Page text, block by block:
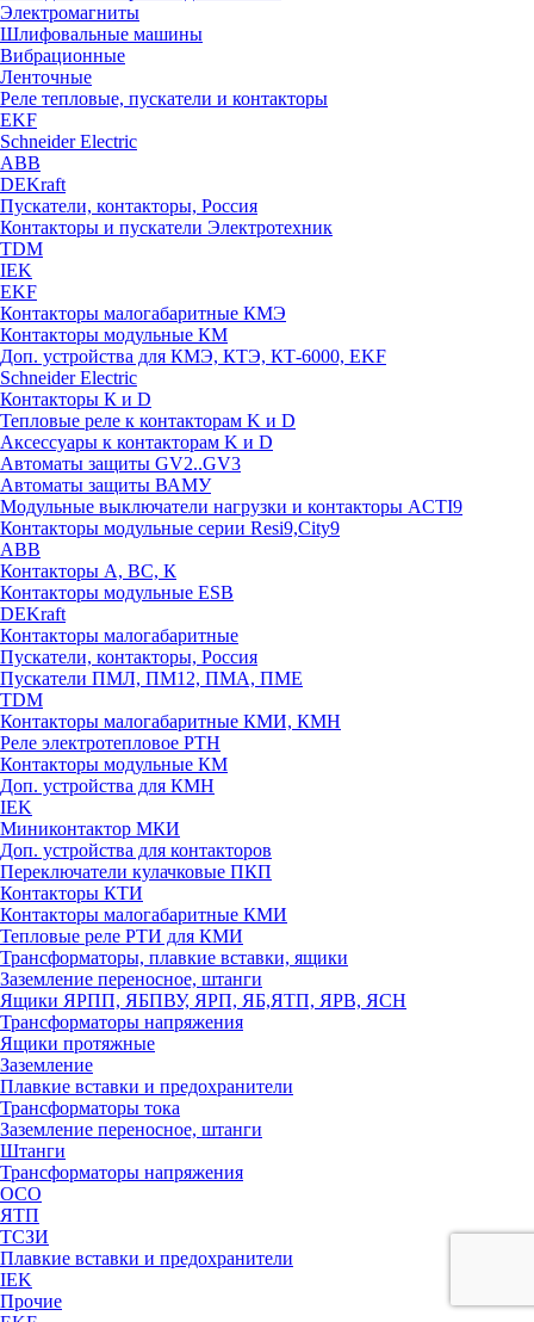
Электромагниты
Шлифовальные машины
Вибрационные
Ленточные
Реле тепловые, пускатели и контакторы
EKF
Schneider Electric
ABB
DEKraft
Пускатели, контакторы, Россия
Контакторы и пускатели Электротехник
TDM
IEK
EKF
Контакторы малогабаритные КМЭ
Контакторы модульные КМ
Доп. устройства для КМЭ, КТЭ, КТ-6000, EKF
Schneider Electric
Контакторы К и D
Тепловые реле к контакторам K и D
Аксессуары к контакторам K и D
Автоматы защиты GV2..GV3
Автоматы защиты ВАМУ
Модульные выключатели нагрузки и контакторы ACTI9
Контакторы модульные серии Resi9,City9
ABB
Контакторы А, ВС, К
Контакторы модульные ESB
DEKraft
Контакторы малогабаритные
Пускатели, контакторы, Россия
Пускатели ПМЛ, ПМ12, ПМА, ПМЕ
TDM
Контакторы малогабаритные КМИ, КМН
Реле электротепловое РТН
Контакторы модульные КМ
Доп. устройства для КМН
IEK
Миниконтактор МКИ
Доп. устройства для контакторов
Переключатели кулачковые ПКП
Контакторы КТИ
Контакторы малогабаритные КМИ
Тепловые реле РTИ для КМИ
Трансформаторы, плавкие вставки, ящики
Заземление переносное, штанги
Ящики ЯРПП, ЯБПВУ, ЯРП, ЯБ,ЯТП, ЯРВ, ЯСН
Трансформаторы напряжения
Ящики протяжные
Заземление
Плавкие вставки и предохранители
Трансформаторы тока
Заземление переносное, штанги
Штанги
Трансформаторы напряжения
ОСО
ЯТП
ТСЗИ
Плавкие вставки и предохранители
IEK
Прочие